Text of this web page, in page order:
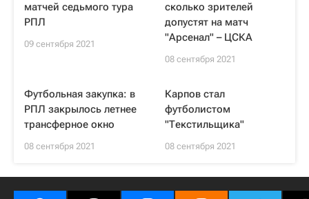
матчей седьмого тура
РПЛ
09 сентября 2021
сколько зрителей
допустят на матч
"Арсенал" – ЦСКА
08 сентября 2021
Футбольная закупка: в
РПЛ закрылось летнее
трансферное окно
08 сентября 2021
Карпов стал
футболистом
"Текстильщика"
08 сентября 2021